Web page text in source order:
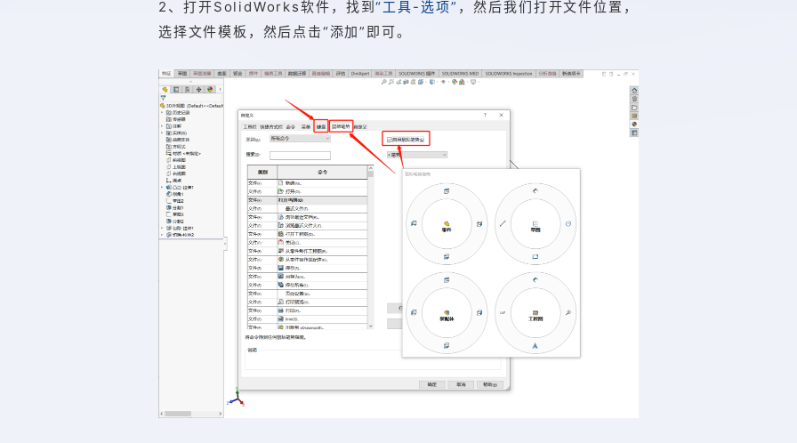
2、打开SolidWorks软件，找到“工具-选项” ，然后我们打开文件位置，
选择文件模板，然后点击“添加”即可。